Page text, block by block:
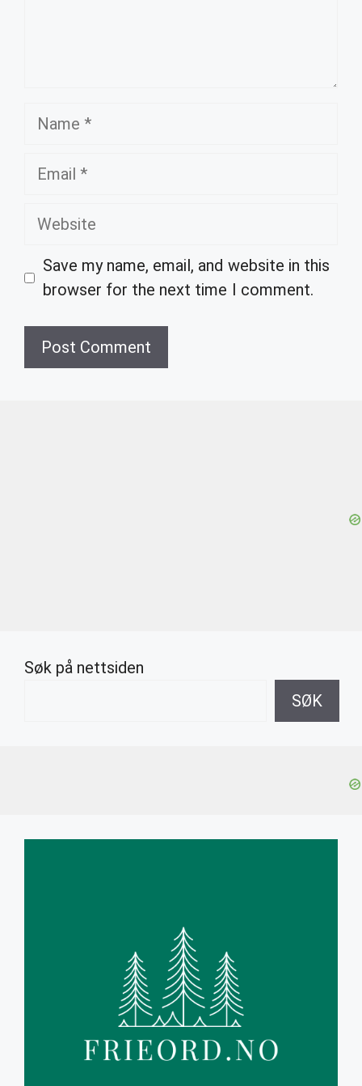
Name
Email
Website
Save my name, email, and website in this
browser for the next time I comment.
Søk på nettsiden
SØK